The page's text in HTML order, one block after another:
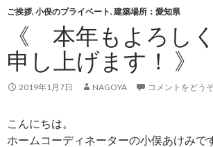
ご挨拶, 小俣のプライベート, 建築場所：愛知県
《 本年もよろし
申し上げます！ 》
2019年1月7日 NAGOYA コメントをどう
こんにちは。
ホームコーディネーターの小俣あけみで